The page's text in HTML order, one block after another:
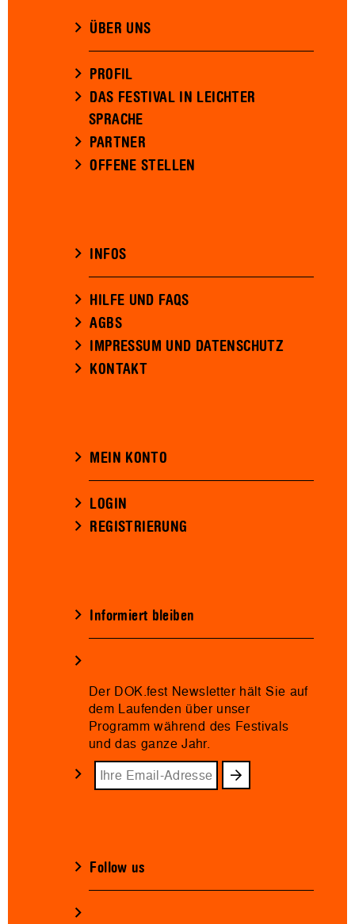
ÜBER UNS
PROFIL
DAS FESTIVAL IN LEICHTER
SPRACHE
PARTNER
OFFENE STELLEN
INFOS
HILFE UND FAQS
AGBS
IMPRESSUM UND DATENSCHUTZ
KONTAKT
MEIN KONTO
LOGIN
REGISTRIERUNG
Informiert bleiben
Der DOK.fest Newsletter hält Sie auf
dem Laufenden über unser
Programm während des Festivals
und das ganze Jahr.
Follow us